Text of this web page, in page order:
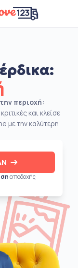
περιοχή:
και κλείσε
με την καλύτερη
αποδοχής